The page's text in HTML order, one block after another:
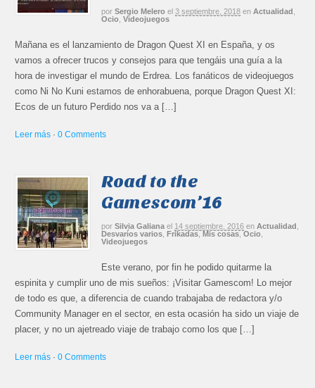
por Sergio Melero el 3 septiembre, 2018 en Actualidad ,
Ocio,Videojuegos
Mañana es el lanzamiento de Dragon Quest XI en España, y os
vamos a ofrecer trucos y consejos para que tengáis una guía a la
hora de investigar el mundo de Erdrea. Los fanáticos de videojuegos
como Ni No Kuni estamos de enhorabuena, porque Dragon Quest XI:
Ecos de un futuro Perdido nos va a […]
Leer más ·0 Comments
Road to the
Gamescom’16
por Silvia Galiana el 14 septiembre, 2016 en Actualidad
Desvaríos varios ,Frikadas,Mis cosas,Ocio
Videojuegos
Este verano, por fin he podido quitarme la
espinita y cumplir uno de mis sueños: ¡Visitar Gamescom! Lo mejor
de todo es que, a diferencia de cuando trabajaba de redactora y/o
Community Manager en el sector, en esta ocasión ha sido un viaje de
placer, y no un ajetreado viaje de trabajo como los que […]
Leer más ·0 Comments